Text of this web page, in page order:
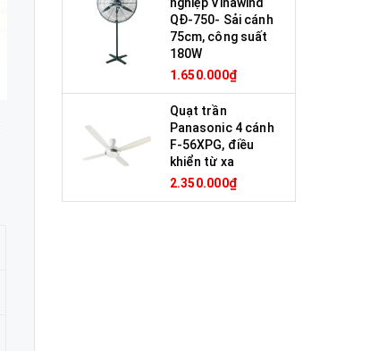
QĐ-750- Sải cánh
75cm, công suất
180W
1.650.000₫
Quạt trần
Panasonic 4 cánh
F-56XPG, điều
khiển từ xa
2.350.000₫